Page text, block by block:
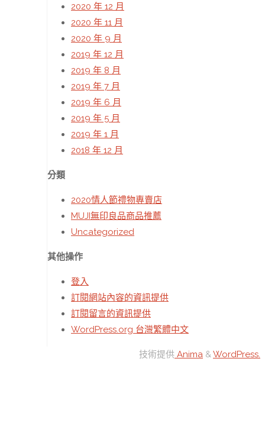
2020 年 12 月
2020 年 11 月
2020 年 9 月
2019 年 12 月
2019 年 8 月
2019 年 7 月
2019 年 6 月
2019 年 5 月
2019 年 1 月
2018 年 12 月
分類
2020情人節禮物專賣店
MUJI無印良品商品推薦
Uncategorized
其他操作
登入
訂閱網站內容的資訊提供
訂閱留言的資訊提供
WordPress.org 台灣繁體中文
技術提供 Anima &WordPress.